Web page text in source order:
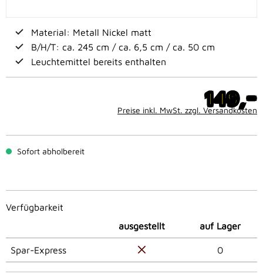
Material: Metall Nickel matt
B/H/T: ca. 245 cm / ca. 6,5 cm / ca. 50 cm
Leuchtemittel bereits enthalten
149,-
Preise inkl. MwSt. zzgl. Versandkosten
Sofort abholbereit
Verfügbarkeit
ausgestellt
auf Lager
Spar-Express 0